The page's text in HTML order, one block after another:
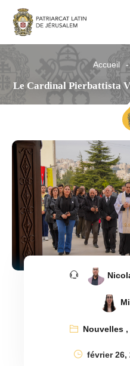
Accueil
Le Cardinal Pierbattista
Nouvelles,
février 26,